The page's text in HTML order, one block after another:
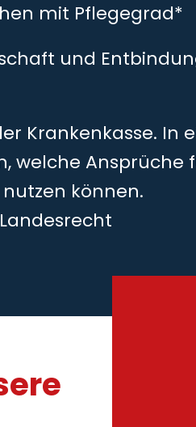
mit Pflegegrad*
und
Krankenkasse. In
welche Ansprüche
können.